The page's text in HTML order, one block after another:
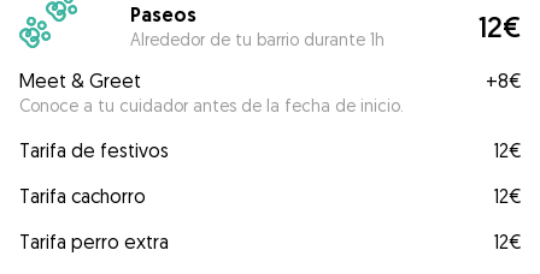
Paseos
Alrededor de tu barrio durante 1h 12€
Meet & Greet
Conoce a tu cuidador antes de la fecha de inicio.
+8€
Tarifa de festivos
12€
Tarifa cachorro
12€
Tarifa perro extra
12€